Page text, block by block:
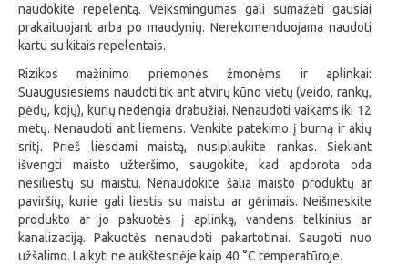
naudokite repelentą. Veiksmingumas gali sumažėti gausiai
prakaituojant arba po maudynių. Nerekomenduojama naudoti
kartu su kitais repelentais.
Rizikos mažinimo priemonės žmonėms ir aplinkai:
Suaugusiesiems naudoti tik ant atvirų kūno vietų (veido, rankų,
pėdų, kojų), kurių nedengia drabužiai. Nenaudoti vaikams iki 12
metų. Nenaudoti ant liemens. Venkite patekimo į burną ir akių
sritį. Prieš liesdami maistą, nusiplaukite rankas. Siekiant
išvengti maisto užteršimo, saugokite, kad apdorota oda
nesiliestų su maistu. Nenaudokite šalia maisto produktų ar
paviršių, kurie gali liestis su maistu ar gėrimais. Neišmeskite
produkto ar jo pakuotės į aplinką, vandens telkinius ar
kanalizaciją. Pakuotės nenaudoti pakartotinai. Saugoti nuo
užšalimo. Laikyti ne aukštesnėje kaip 40 °C temperatūroje.